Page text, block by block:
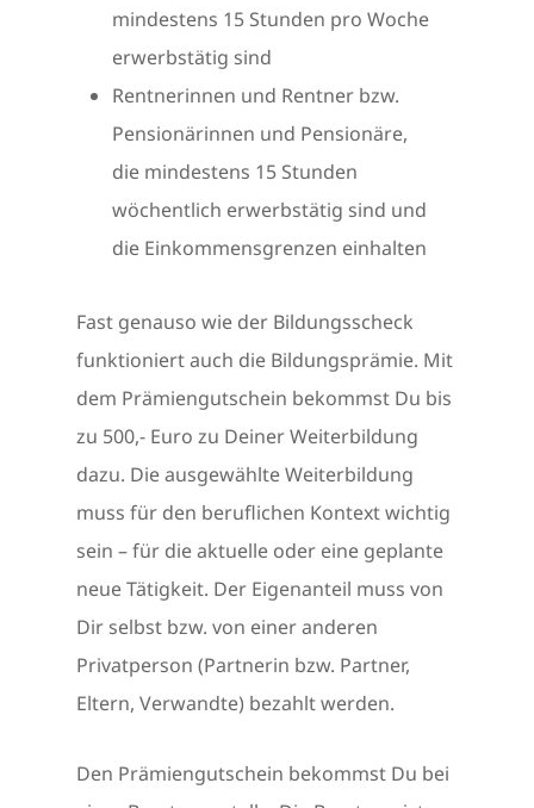
mindestens 15 Stunden pro Woche
erwerbstätig sind
Rentnerinnen und Rentner bzw.
Pensionärinnen und Pensionäre,
die mindestens 15 Stunden
wöchentlich erwerbstätig sind und
die Einkommensgrenzen einhalten
Fast genauso wie der Bildungsscheck
funktioniert auch die Bildungsprämie. Mit
dem Prämiengutschein bekommst Du bis
zu 500,- Euro zu Deiner Weiterbildung
dazu. Die ausgewählte Weiterbildung
muss für den beruflichen Kontext wichtig
sein – für die aktuelle oder eine geplante
neue Tätigkeit. Der Eigenanteil muss von
Dir selbst bzw. von einer anderen
Privatperson (Partnerin bzw. Partner,
Eltern, Verwandte) bezahlt werden.
Den Prämiengutschein bekommst Du bei